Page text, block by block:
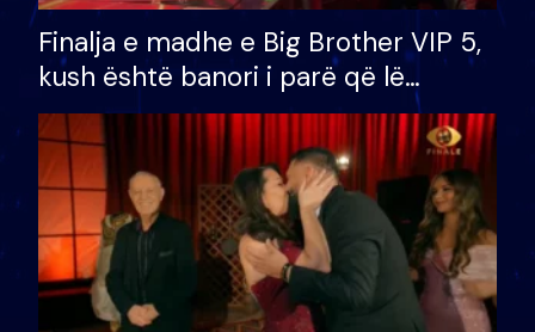
Finalja e madhe e Big Brother VIP 5,
kush është banori i parë që lë
shtëpinë dhe humb mundësinë për
të fituar çmimin e madh